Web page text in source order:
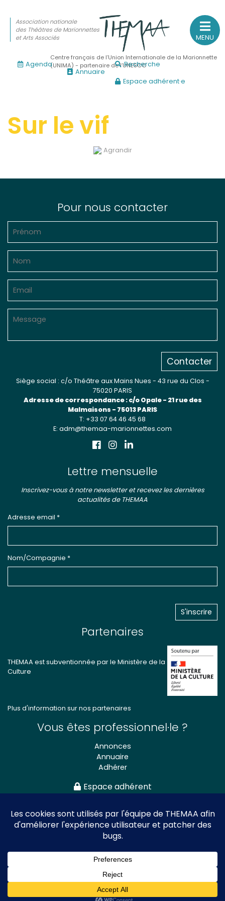
(Actualités, annonces, vie professionnelle)
Sur le vif
Sur le fond
(Fonctionnement, gouvernance, groupes de travail,
Sur le terrain
(Portraits, actions, collaborations)
Sur l’étagère
MENU
Association nationale
des Théâtres de Marionnettes
et Arts Associés
Centre français de l’Union Internationale de la Marionnette
(UNIMA) - partenaire de l’UNESCO
Agenda
Annuaire
Recherche
Espace adhérent·e
Sur le vif
Agrandir
Pour nous contacter
Contacter
Siège social : c/o Théâtre aux Mains Nues - 43 rue du Clos -
75020 PARIS
Adresse de correspondance : c/o Opale - 21 rue des
Malmaisons - 75013 PARIS
T: +33 07 64 46 45 68
E: adm@themaa-marionnettes.com
Lettre mensuelle
Inscrivez-vous à notre newsletter et recevez les dernières
actualités de THEMAA
Adresse email *
Nom/Compagnie *
Partenaires
THEMAA est subventionnée par le Ministère de la
Culture
Plus d'information sur nos partenaires
Vous êtes professionnel·le ?
Annonces
Annuaire
Adhérer
Espace adhérent
Association nationale
des Théâtres de Marionnettes
et Arts Associés